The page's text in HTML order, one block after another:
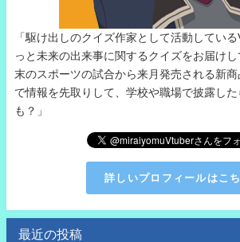
「駆け出しのクイズ作家として活動してい
っと未来の出来事に関するクイズをお届け
末のスポーツの試合から来月発売される新商
で情報を先取りして、学校や職場で披露し
も？」
詳しいプロフィールはこ
最近の投稿